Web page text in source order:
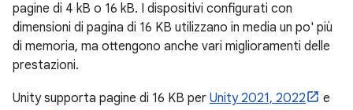
pagine di 4 kB o 16 kB. I dispositivi configurati con
dimensioni di pagina di 16 KB utilizzano in media un po' più
di memoria, ma ottengono anche vari miglioramenti delle
prestazioni.
Unity supporta pagine di 16 KB per Unity 2021, 2022
e